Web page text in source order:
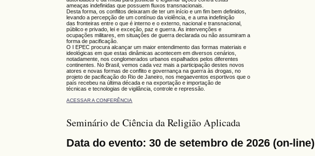
ameaças indefinidas que possuem fluxos transnacionais.
Desta forma, os conflitos deixaram de ter um início e um fim bem definidos,
levando a percepção de um contínuo da violência, e a uma indefinição
das fronteiras entre o que é interno e o externo, nacional e transnacional,
público e privado, lei e exceção, paz e guerra. As intervenções e
ocupações militares, em situações de guerra declarada ou não assumiram a
forma de pacificação.
O I EPEC procura alcançar um maior entendimento das formas materiais e
ideológicas em que estas dinâmicas acontecem em diversos cenários,
notadamente, nos conglomerados urbanos espalhados pelos diferentes
continentes. No Brasil, vemos cada vez mais a participação destes novos
atores e novas formas de conflito e governança na guerra às drogas, no
projeto de pacificação do Rio de Janeiro, nos megaeventos esportivos que o
país recebeu na última década e na exportação e importação de
técnicas e tecnologias de vigilância, controle e repressão.
ACESSAR A CONFERÊNCIA
Seminário de Ciência da Religião Aplicada
Data do evento: 30 de setembro de 2026 (on-line)